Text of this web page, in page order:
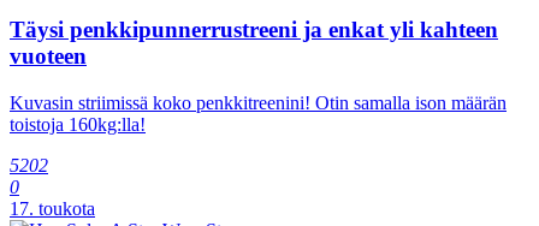
Täysi penkkipunnerrustreeni ja enkat yli kahteen
vuoteen
Kuvasin striimissä koko penkkitreenini! Otin samalla ison määrän
toistoja 160kg:lla!
5202
0
17. toukota